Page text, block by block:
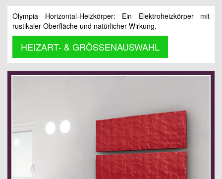
Olympia Horizontal-Heizkörper: Ein Elektroheizkörper mit
rustikaler Oberfläche und natürlicher Wirkung.
HEIZART- & GRÖSSENAUSWAHL